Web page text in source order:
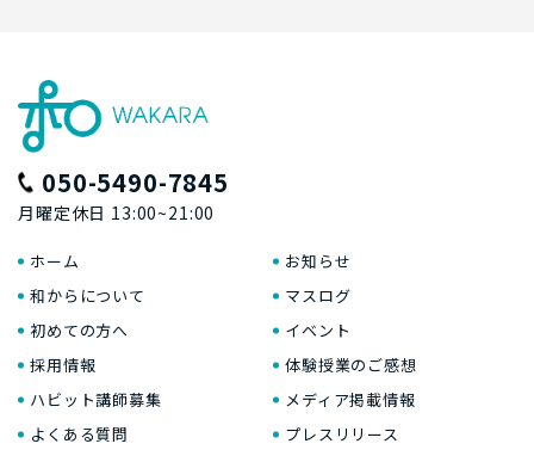
050-5490-7845
月曜定休日 13:00~21:00
ホーム
和からについて
初めての方へ
採用情報
ハビット講師募集
よくある質問
お知らせ
マスログ
イベント
体験授業のご感想
メディア掲載情報
プレスリリース